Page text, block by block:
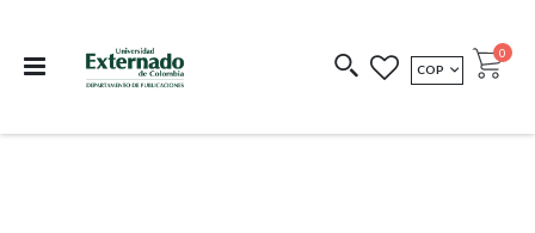
COEDICIONES REDIMIR CÓDIGO
MONEDA
COP Cart
0